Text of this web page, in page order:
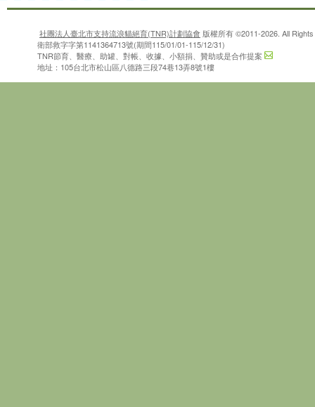
社團法人臺北市支持流浪貓絕育(TNR)計劃協會 版權所有 ©2011-2026. All
衛部救字字第1141364713號(期間115/01/01-115/12/31)
TNR節育、醫療、助罐、對帳、收據、小額捐、贊助或是合作提案
地址：105台北市松山區八德路三段74巷13弄8號1樓